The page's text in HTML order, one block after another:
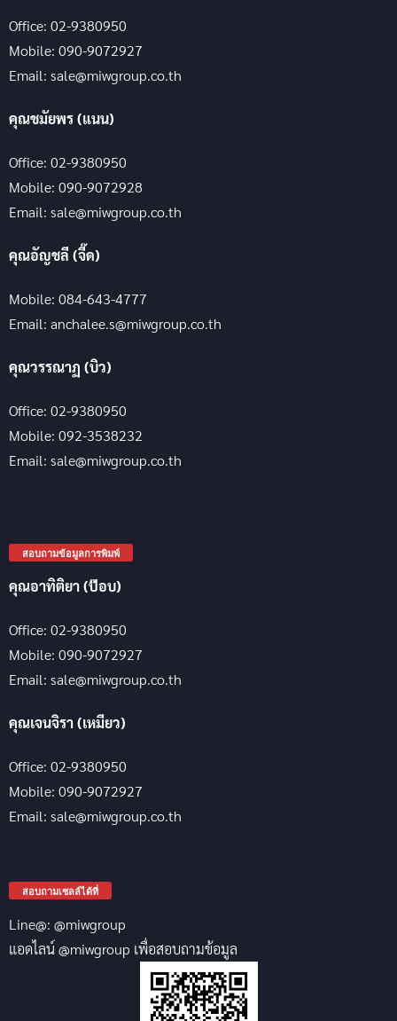
Office: 02-9380950
Mobile: 090-9072927
Email: sale@miwgroup.co.th
คุณชมัยพร (แนน)
Office: 02-9380950
Mobile: 090-9072928
Email: sale@miwgroup.co.th
คุณอัญชลี (จี๊ด)
Mobile: 084-643-4777
Email: anchalee.s@miwgroup.co.th
คุณวรรณาฏ (บิว)
Office: 02-9380950
Mobile: 092-3538232
Email: sale@miwgroup.co.th
สอบถามข้อมูลการพิมพ์
คุณอาทิติยา (ป๊อบ)
Office: 02-9380950
Mobile: 090-9072927
Email: sale@miwgroup.co.th
คุณเจนจิรา (เหมียว)
Office: 02-9380950
Mobile: 090-9072927
Email: sale@miwgroup.co.th
สอบถามเซลล์ได้ที่
Line@: @miwgroup
แอดไลน์ @miwgroup เพื่อสอบถามข้อมูล